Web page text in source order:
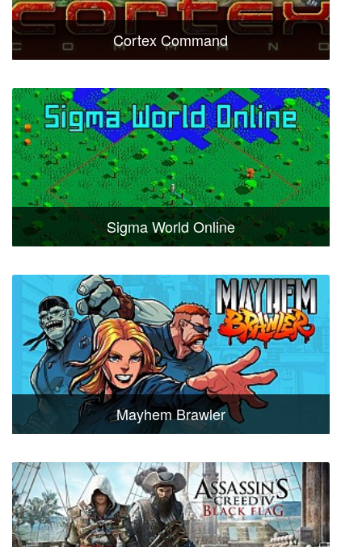
Cortex Command
Sigma World Online
Mayhem Brawler